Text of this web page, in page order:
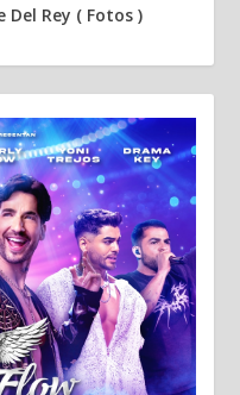
Del Rey ( Fotos )